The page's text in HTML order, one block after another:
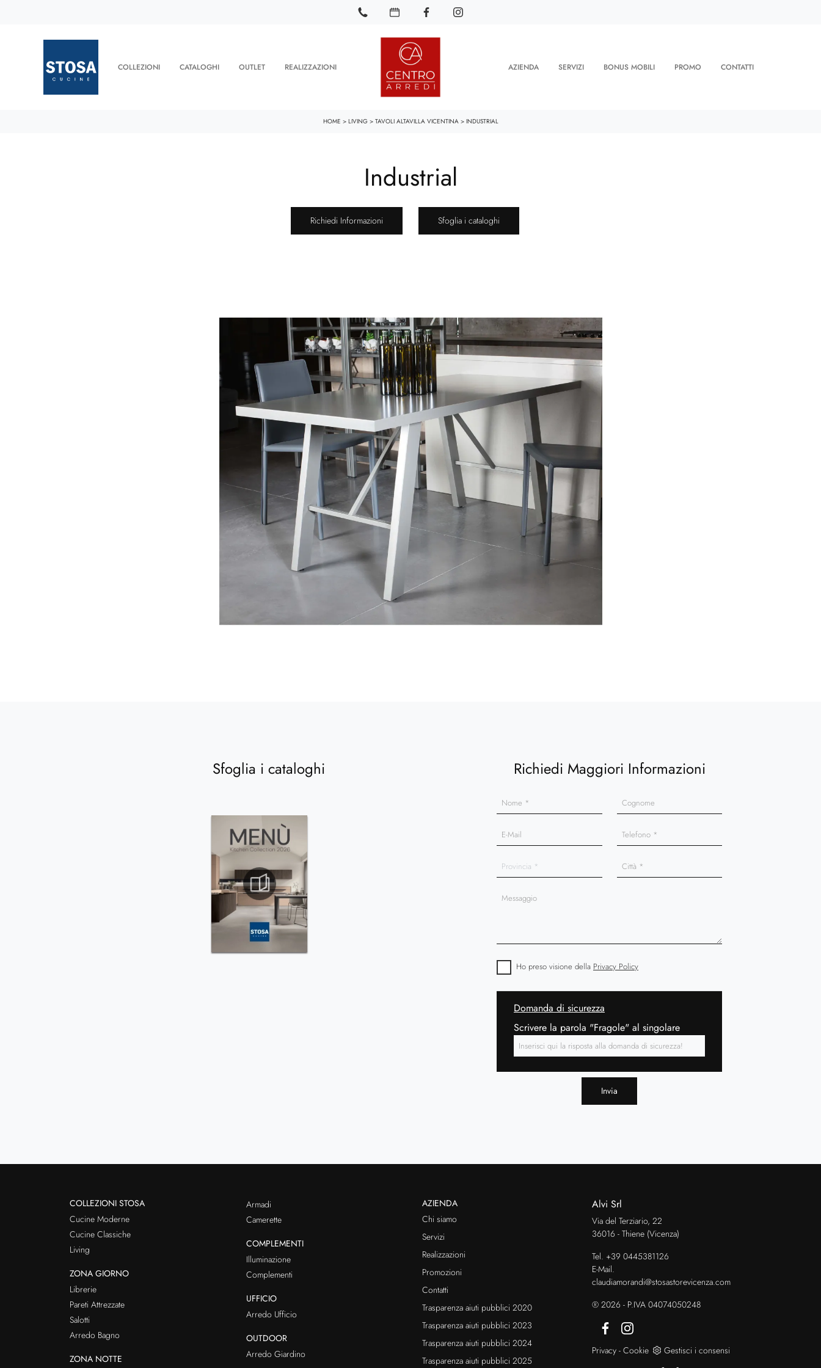
COLLEZIONI CATALOGHI OUTLET REALIZZAZIONI AZIENDA SERVIZI BONUS MOBILI PROMO CONTATTI
HOME > LIVING> TAVOLI ALTAVILLA VICENTINA > INDUSTRIAL
Industrial
Richiedi Informazioni Sfoglia i cataloghi
Sfoglia i cataloghi Richiedi Maggiori Informazioni
Ho preso visione della Privacy Policy
Domanda di sicurezza
Scrivere la parola "Fragole" al singolare
Invia
COLLEZIONI STOSA
Cucine Moderne
Cucine Classiche
Living
ZONA GIORNO
Librerie
Pareti Attrezzate
Salotti
Arredo Bagno
ZONA NOTTE
Armadi
Camerette
COMPLEMENTI
Illuminazione
Complementi
UFFICIO
Arredo Ufficio
OUTDOOR
Arredo Giardino
AZIENDA
Chi siamo
Servizi
Realizzazioni
Promozioni
Contatti
Trasparenza aiuti pubblici 2020
Trasparenza aiuti pubblici 2023
Trasparenza aiuti pubblici 2024
Trasparenza aiuti pubblici 2025
Alvi Srl
Via del Terziario, 22
36016 - Thiene (Vicenza)
Tel. +39 0445381126
E-Mail.
claudiamorandi@stosastorevicenza.com
® 2026 - P.IVA 04074050248
Privacy - Cookie
Gestisci i consensi